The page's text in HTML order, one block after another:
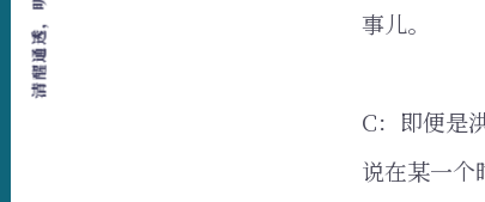
事儿。
C：即便是
说在某一个